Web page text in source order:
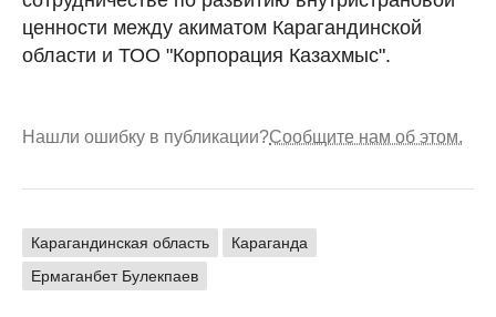
ценности между акиматом Карагандинской
области и ТОО "Корпорация Казахмыс".
Нашли ошибку в публикации?Сообщите нам об этом.
Карагандинская область
Караганда
Ермаганбет Булекпаев